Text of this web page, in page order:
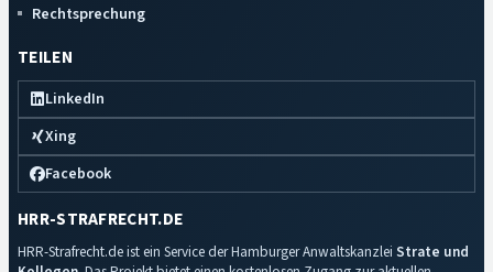
Rechtsprechung
TEILEN
LinkedIn
Xing
Facebook
HRR-STRAFRECHT.DE
HRR-Strafrecht.de ist ein Service der Hamburger Anwaltskanzlei Strate und